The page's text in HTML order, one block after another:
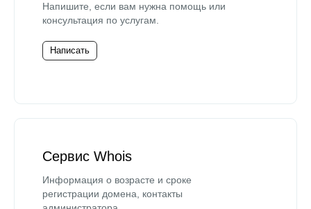
Напишите, если вам нужна помощь или
консультация по услугам.
Написать
Сервис Whois
Информация о возрасте и сроке
регистрации домена, контакты